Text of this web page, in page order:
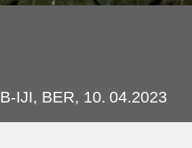
IJI, BER, 10. 04.2023